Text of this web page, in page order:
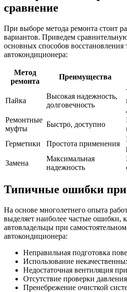
сравнение
При выборе метода ремонта стоит
вариантов. Приведем
основных способов восстановления
автокондиционера:
Метод
ремонта
Преимущества
Пайка
Высокая надежность,
долговечность
Ремонтные
муфты
Быстро, доступно
Герметики Простота применения
Замена
Максимальная
надежность
Типичные ошибки при
На основе многолетнего опыта
выделяет наиболее частые ошибки,
автовладельцы при
автокондиционера:
Неправильная подготовка
Использование
Недостаточная вентиляция
Отсутствие проверки
Пренебрежение очисткой